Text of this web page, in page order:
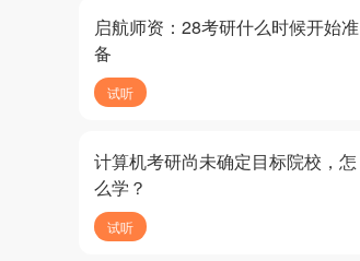
启航师资：28考研什么时候开始准
备
试听
计算机考研尚未确定目标院校，怎
么学？
试听